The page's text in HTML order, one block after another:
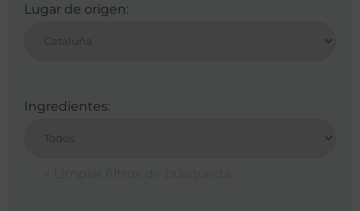
Lugar de origen:
Ingredientes: